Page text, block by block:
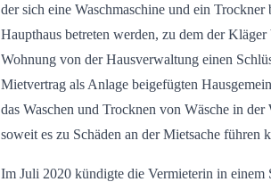
der sich eine Waschmaschine und ein
Haupthaus betreten werden, zu dem der
Wohnung von der Hausverwaltung einen
Mietvertrag als Anlage beigefügten
das Waschen und Trocknen von Wäsche in
soweit es zu Schäden an der Mietsache führen
Im Juli 2020 kündigte die Vermieterin in einem